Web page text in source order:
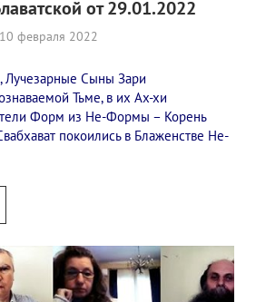
от 29.01.2022
10 февраля 2022
Лучезарные Сыны Зари
Тьме, в их Ах-хи
Форм из Не-Формы – Корень
покоились в Блаженстве Не-